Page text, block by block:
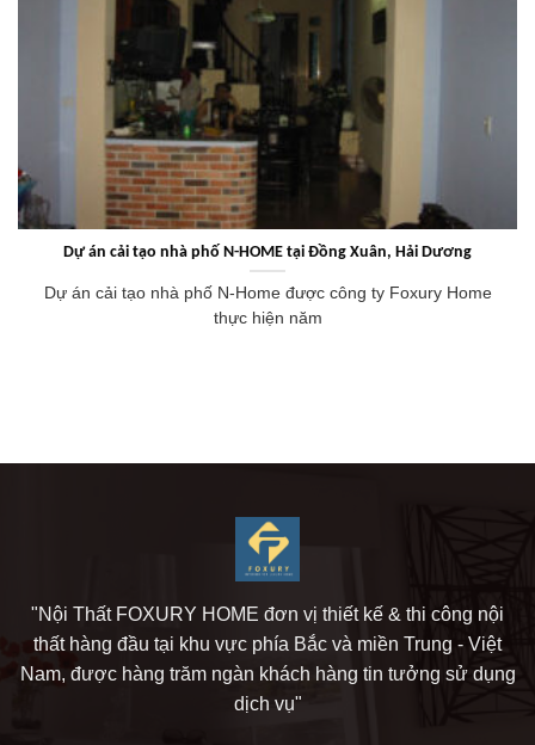
Dự án cải tạo nhà phố N-HOME tại Đồng Xuân, Hải Dương
Dự án cải tạo nhà phố N-Home được công ty Foxury Home
thực hiện năm
"Nội Thất FOXURY HOME đơn vị thiết kế & thi công nội
thất hàng đầu tại khu vực phía Bắc và miền Trung - Việt
Nam, được hàng trăm ngàn khách hàng tin tưởng sử dụng
dịch vụ"